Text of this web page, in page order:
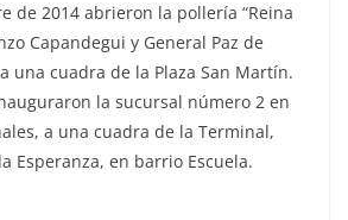
de 2014 abrieron la pollería “Reina
Capandegui y General Paz de
una cuadra de la Plaza San Martín.
la sucursal número 2 en
a una cuadra de la Terminal,
Esperanza, en barrio Escuela.